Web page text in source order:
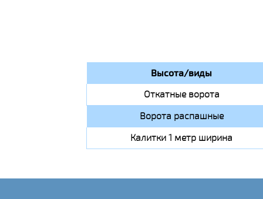
Высота/виды
Откатные ворота
Ворота распашные
Калитки 1 метр ширина